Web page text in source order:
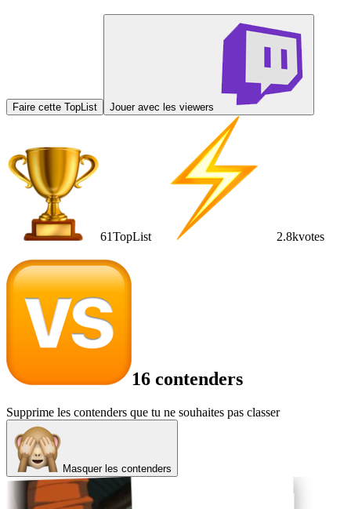
Faire cette TopList Jouer avec les viewers
61TopList 2.8kvotes
16 contenders
Supprime les contenders que tu ne souhaites pas classer
Masquer les contenders